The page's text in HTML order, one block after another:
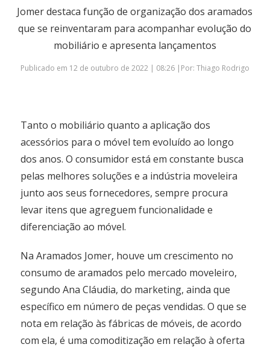
Jomer destaca função de organização dos aramados
que se reinventaram para acompanhar evolução do
mobiliário e apresenta lançamentos
Publicado em 12 de outubro de 2022 | 08:26 |Por: Thiago Rodrigo
Tanto o mobiliário quanto a aplicação dos
acessórios para o móvel tem evoluído ao longo
dos anos. O consumidor está em constante busca
pelas melhores soluções e a indústria moveleira
junto aos seus fornecedores, sempre procura
levar itens que agreguem funcionalidade e
diferenciação ao móvel.
Na Aramados Jomer, houve um crescimento no
consumo de aramados pelo mercado moveleiro,
segundo Ana Cláudia, do marketing, ainda que
específico em número de peças vendidas. O que se
nota em relação às fábricas de móveis, de acordo
com ela, é uma comoditização em relação à oferta